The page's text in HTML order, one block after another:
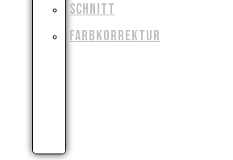
SCHNITT
FARBKORREKTUR